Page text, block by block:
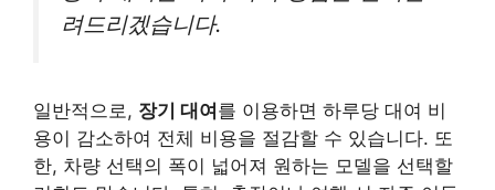
려드리겠습니다.
일반적으로, 장기 대여를 이용하면 하루당 대여 비
용이 감소하여 전체 비용을 절감할 수 있습니다. 또
한, 차량 선택의 폭이 넓어져 원하는 모델을 선택할